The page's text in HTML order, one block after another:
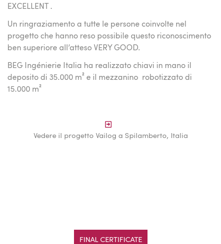
EXCELLENT .
Un ringraziamento a tutte le persone coinvolte nel
progetto che hanno reso possibile questo riconoscimento
ben superiore all’atteso VERY GOOD.
BEG Ingénierie Italia ha realizzato chiavi in mano il
deposito di 35.000 m² e il mezzanino robotizzato di
15.000 m²
Vedere il progetto Vailog a Spilamberto, Italia
FINAL CERTIFICATE